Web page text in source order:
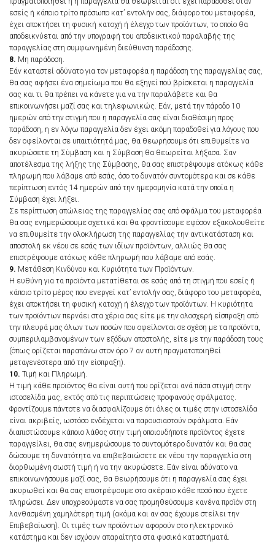
εσείς ή κάποιο τρίτο πρόσωπο κατ’ εντολήν σας, διάφορο του μεταφορέα,
έχει αποκτήσει τη φυσική κατοχή ή έλεγχο των προϊόντων, το οποίο θα
αποδεικνύεται από την υπογραφή του αποδεικτικού παραλαβής της
παραγγελίας στη συμφωνημένη διεύθυνση παράδοσης.
8. Μη παράδοση.
Εάν καταστεί αδύνατο για τον μεταφορέα η παράδοση της παραγγελίας σας,
θα σας αφήσει ένα σημείωμα που θα εξηγεί πού βρίσκεται η παραγγελία
σας και τι θα πρέπει να κάνετε για να την παραλάβετε και θα
επικοινωνήσει μαζί σας και τηλεφωνικώς. Εάν, μετά την πάροδο 10
ημερών από την στιγμή που η παραγγελία σας είναι διαθέσιμη προς
παράδοση, η εν λόγω παραγγελία δεν έχει ακόμη παραδοθεί για λόγους που
δεν οφείλονται σε υπαιτιότητά μας, θα θεωρήσουμε ότι επιθυμείτε να
ακυρώσετε τη Σύμβαση και η Σύμβαση θα θεωρείται λήξασα. Σαν
αποτέλεσμα της λήξης της Σύμβασης, θα σας επιστρέψουμε ατόκως κάθε
πληρωμή που λάβαμε από εσάς, όσο το δυνατόν συντομότερα και σε κάθε
περίπτωση εντός 14 ημερών από την ημερομηνία κατά την οποία η
Σύμβαση έχει λήξει.
Σε περίπτωση απώλειας της παραγγελίας σας από σφάλμα του μεταφορέα
θα σας ενημερώσουμε σχετικά και θα φροντίσουμε εφόσον εξακολουθείτε
να επιθυμείτε την ολοκλήρωση της παραγγελίας την αντικατάσταση και
αποστολή εκ νέου σε εσάς των ιδίων προϊόντων, αλλιώς θα σας
επιστρέψουμε ατόκως κάθε πληρωμή που λάβαμε από εσάς.
9. Μετάθεση Κινδύνου και Κυριότητα των Προϊόντων.
Η ευθύνη για τα προϊόντα μετατίθεται σε εσάς από τη στιγμή που εσείς ή
κάποιο τρίτο μέρος που ενεργεί κατ’ εντολήν σας, διάφορο του μεταφορέα,
έχει αποκτήσει τη φυσική κατοχή ή έλεγχο των προϊόντων. Η κυριότητα
των προϊόντων περνάει στα χέρια σας είτε με την ολοσχερή είσπραξη από
την πλευρά μας όλων των ποσών που οφείλονται σε σχέση με τα προϊόντα,
συμπεριλαμβανομένων των εξόδων αποστολής, είτε με την παράδοση τους
(όπως ορίζεται παραπάνω στον όρο 7 αν αυτή πραγματοποιηθεί
μεταγενέστερα από την είσπραξη).
10. Τιμή και Πληρωμή.
Η τιμή κάθε προϊόντος θα είναι αυτή που ορίζεται ανά πάσα στιγμή στην
ιστοσελίδα μας, εκτός από τις περιπτώσεις προφανούς σφάλματος.
Φροντίζουμε πάντοτε να διασφαλίζουμε ότι όλες οι τιμές στην ιστοσελίδα
είναι ακριβείς, ωστόσο ενδέχεται να παρουσιαστούν σφάλματα. Εάν
διαπιστώσουμε κάποιο λάθος στην τιμή οποιουδήποτε προϊόντος έχετε
παραγγείλει, θα σας ενημερώσουμε το συντομότερο δυνατόν και θα σας
δώσουμε τη δυνατότητα να επιβεβαιώσετε εκ νέου την παραγγελία στη
διορθωμένη σωστή τιμή ή να την ακυρώσετε. Εάν είναι αδύνατο να
επικοινωνήσουμε μαζί σας, θα θεωρήσουμε ότι η παραγγελία σας έχει
ακυρωθεί και θα σας επιστρέψουμε στο ακέραιο κάθε ποσό που έχετε
πληρώσει. Δεν υποχρεούμαστε να σας προμηθεύσουμε κανένα προϊόν στη
λανθασμένη χαμηλότερη τιμή (ακόμα και αν σας έχουμε στείλει την
Επιβεβαίωση). Οι τιμές των προϊόντων αφορούν στο ηλεκτρονικό
κατάστημα και δεν ισχύουν απαραίτητα στα φυσικά καταστήματά.